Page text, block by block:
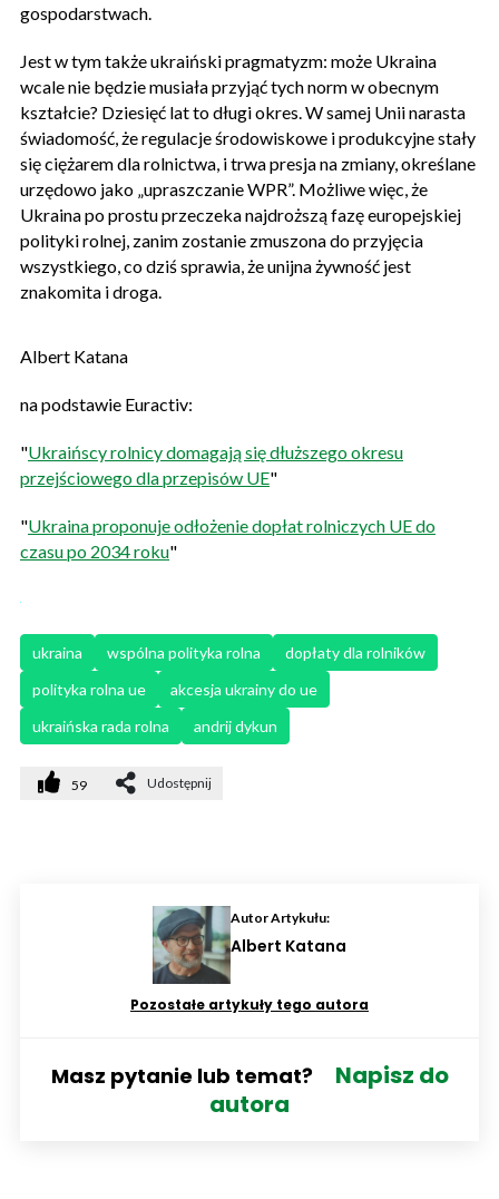
gospodarstwach.
Jest w tym także ukraiński pragmatyzm: może Ukraina
wcale nie będzie musiała przyjąć tych norm w obecnym
kształcie? Dziesięć lat to długi okres. W samej Unii narasta
świadomość, że regulacje środowiskowe i produkcyjne stały
się ciężarem dla rolnictwa, i trwa presja na zmiany, określane
urzędowo jako „upraszczanie WPR”. Możliwe więc, że
Ukraina po prostu przeczeka najdroższą fazę europejskiej
polityki rolnej, zanim zostanie zmuszona do przyjęcia
wszystkiego, co dziś sprawia, że unijna żywność jest
znakomita i droga.
Albert Katana
na podstawie Euractiv:
"Ukraińscy rolnicy domagają się dłuższego okresu
przejściowego dla przepisów UE"
"Ukraina proponuje odłożenie dopłat rolniczych UE do
czasu po 2034 roku"
ukraina wspólna polityka rolna
dopłaty dla rolników
polityka rolna ue
akcesja ukrainy do ue
ukraińska rada rolna
andrij dykun
59 Udostępnij
Autor Artykułu:
Albert Katana
Pozostałe artykuły tego autora
Masz pytanie lub temat?
Napisz do
autora